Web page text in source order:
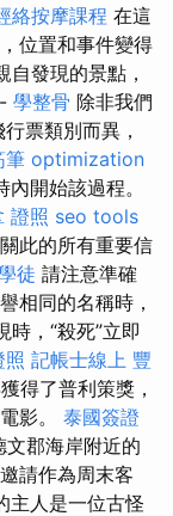
絡按摩課程 在這
位置和事件變得
發現的景點，
- 學整骨 除非我們
票類別而異，
筆 optimization
開始該過程。
證照 seo tools
此的所有重要信
徒 請注意準確
相同的名稱時，
，“殺死”立即
照 記帳士線上 豐
得了普利策獎，
影。 泰國簽證
文郡海岸附近的
請作為周末客
主人是一位古怪